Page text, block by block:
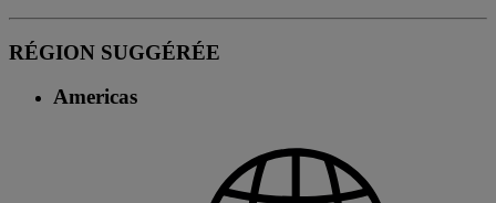
RÉGION SUGGÉRÉE
Americas